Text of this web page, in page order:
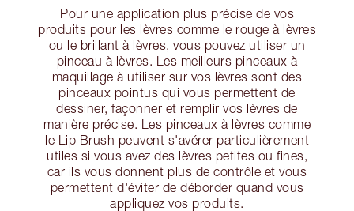
Pour une application plus précise de vos
produits pour les lèvres comme le rouge à lèvres
ou le brillant à lèvres, vous pouvez utiliser un
pinceau à lèvres. Les meilleurs pinceaux à
maquillage à utiliser sur vos lèvres sont des
pinceaux pointus qui vous permettent de
dessiner, façonner et remplir vos lèvres de
manière précise. Les pinceaux à lèvres comme
le Lip Brush peuvent s'avérer particulièrement
utiles si vous avez des lèvres petites ou fines,
car ils vous donnent plus de contrôle et vous
permettent d'éviter de déborder quand vous
appliquez vos produits.